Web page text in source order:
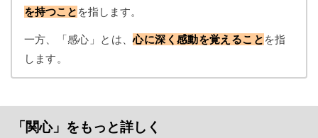
を持つこと を指します。
一方、「感心」とは、心に深く感動を覚えること を指
します。
「関心」をもっと詳しく